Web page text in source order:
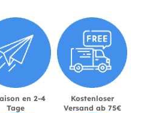
en 2-4
Tage
Kostenloser
Versand ab 75€